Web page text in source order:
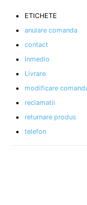
ETICHETE
anulare comanda
contact
Inmedio
Livrare
modificare
reclamatii
returnare produs
telefon